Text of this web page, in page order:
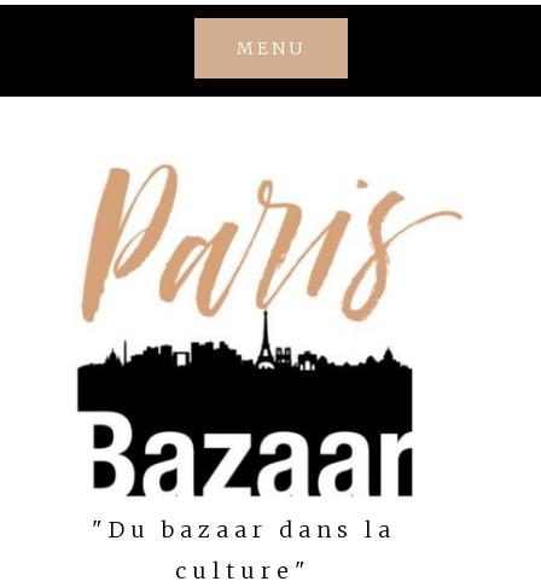
MENU
"Du bazaar dans la
culture"